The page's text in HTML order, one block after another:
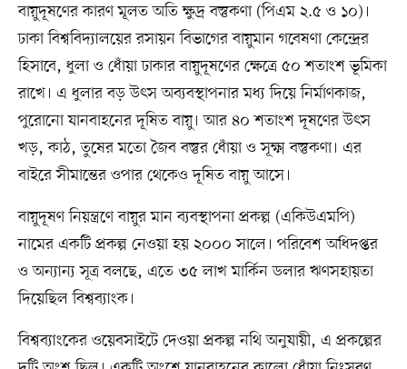
বায়ুদূষণের কারণ মূলত অতি ক্ষুদ্র বস্তুকণা (পিএম ২.৫ ও ১০)।
ঢাকা বিশ্ববিদ্যালয়ের রসায়ন বিভাগের বায়ুমান গবেষণা কেন্দ্রের
হিসাবে, ধুলা ও ধোঁয়া ঢাকার বায়ুদূষণের ক্ষেত্রে ৫০ শতাংশ ভূমিকা
রাখে। এ ধুলার বড় উৎস অব্যবস্থাপনার মধ্য দিয়ে নির্মাণকাজ,
পুরোনো যানবাহনের দূষিত বায়ু। আর ৪০ শতাংশ দূষণের উৎস
খড়, কাঠ, তুষের মতো জৈব বস্তুর ধোঁয়া ও সূক্ষ্ম বস্তুকণা। এর
বাইরে সীমান্তের ওপার থেকেও দূষিত বায়ু আসে।
বায়ুদূষণ নিয়ন্ত্রণে বায়ুর মান ব্যবস্থাপনা প্রকল্প (একিউএমপি)
নামের একটি প্রকল্প নেওয়া হয় ২০০০ সালে। পরিবেশ অধিদপ্তর
ও অন্যান্য সূত্র বলছে, এতে ৩৫ লাখ মার্কিন ডলার ঋণসহায়তা
দিয়েছিল বিশ্বব্যাংক।
বিশ্বব্যাংকের ওয়েবসাইটে দেওয়া প্রকল্প নথি অনুযায়ী, এ প্রকল্পের